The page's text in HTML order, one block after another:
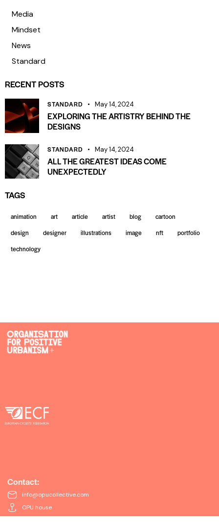
Media
Mindset
News
Standard
RECENT POSTS
STANDARD May 14, 2024
EXPLORING THE ARTISTRY BEHIND THE
DESIGNS
STANDARD May 14, 2024
ALL THE GREATEST IDEAS COME
UNEXPECTEDLY
TAGS
animation art article artist blog
cartoon
design
designer illustrations image nft
portfolio
technology
Contact:
info@opucollective.com
OPU house